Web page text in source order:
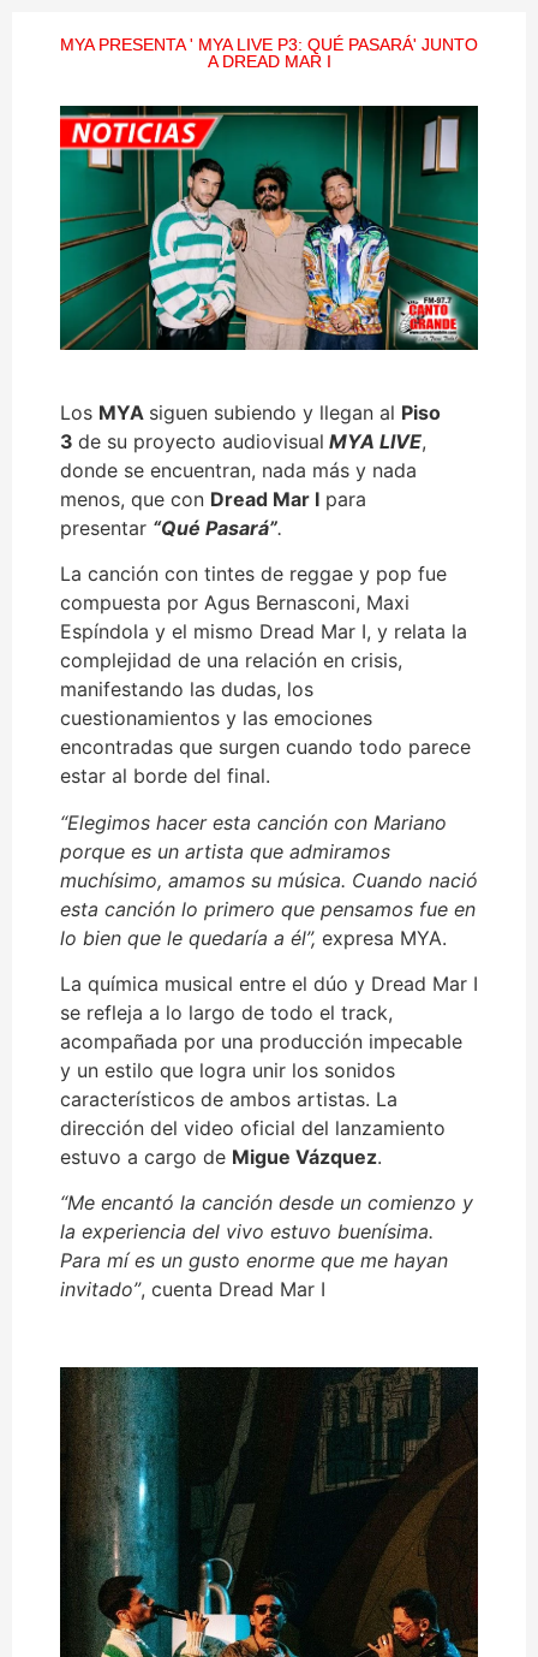
MYA PRESENTA ' MYA LIVE P3: QUÉ PASARÁ' JUNTO
A DREAD MAR I
Los MYA siguen subiendo y llegan al Piso
3 de su proyecto audiovisual MYA LIVE,
donde se encuentran, nada más y nada
menos, que con Dread Mar I para
presentar “Qué Pasará”.
La canción con tintes de reggae y pop fue
compuesta por Agus Bernasconi, Maxi
Espíndola y el mismo Dread Mar I, y relata la
complejidad de una relación en crisis,
manifestando las dudas, los
cuestionamientos y las emociones
encontradas que surgen cuando todo parece
estar al borde del final.
“Elegimos hacer esta canción con Mariano
porque es un artista que admiramos
muchísimo, amamos su música. Cuando nació
esta canción lo primero que pensamos fue en
lo bien que le quedaría a él”, expresa MYA.
La química musical entre el dúo y Dread Mar I
se refleja a lo largo de todo el track,
acompañada por una producción impecable
y un estilo que logra unir los sonidos
característicos de ambos artistas. La
dirección del video oficial del lanzamiento
estuvo a cargo de Migue Vázquez.
“Me encantó la canción desde un comienzo y
la experiencia del vivo estuvo buenísima.
Para mí es un gusto enorme que me hayan
invitado”, cuenta Dread Mar I